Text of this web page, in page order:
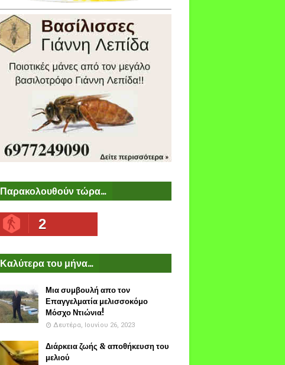
Παρακολουθούν τώρα...
2
Καλύτερα του μήνα...
Μια συμβουλή απο τον
Επαγγελματία μελισσοκόμο
Μόσχο Ντιώνια!
Δευτέρα, Ιουνίου 26, 2023
Διάρκεια ζωής & αποθήκευση του
μελιού